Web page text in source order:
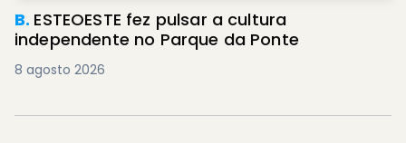
B. ESTEOESTE fez pulsar a cultura
independente no Parque da Ponte
8 agosto 2026